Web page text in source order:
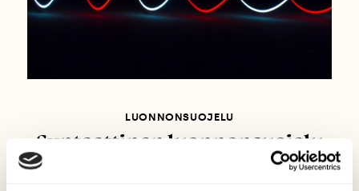
LUONNONSUOJELU
Synteettinen luonnonsuojelu
tulee – oletko valmis?